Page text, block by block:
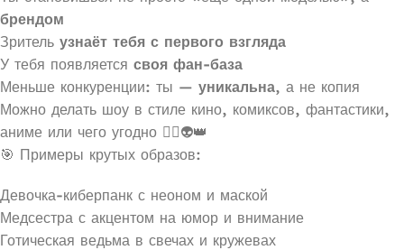
брендом
Зритель узнаёт тебя с первого взгляда
У тебя появляется своя фан-база
Меньше конкуренции: ты — уникальна, а не копия
Можно делать шоу в стиле кино, комиксов, фантастики,
аниме или чего угодно 🦸‍♀️👽👑
🎯 Примеры крутых образов:
Девочка-киберпанк с неоном и маской
Медсестра с акцентом на юмор и внимание
Готическая ведьма в свечах и кружевах